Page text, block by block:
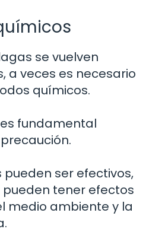
se vuelven
a veces es necesario
químicos.
fundamental
pueden ser efectivos,
tener efectos
medio ambiente y la